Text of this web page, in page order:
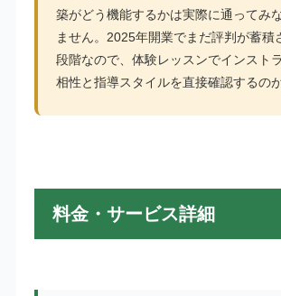
築がどう機能するかは実際に通ってみ
ません。2025年開業でまだ評判が蓄積
段階なので、体験レッスンでインスト
相性と指導スタイルを直接確認するの
料金・サービス詳細